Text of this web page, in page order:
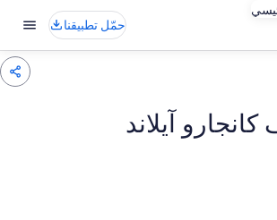
حمّل تطبيقنا
آيلاند